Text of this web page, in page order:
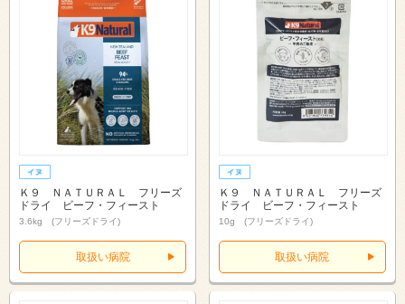
Ｋ９ ＮＡＴＵＲＡＬ フリーズ
ドライ ビーフ・フィースト
3.6kg (フリーズドライ)
取扱い病院
Ｋ９ ＮＡＴＵＲＡＬ フリーズ
ドライ ビーフ・フィースト
10g (フリーズドライ)
取扱い病院